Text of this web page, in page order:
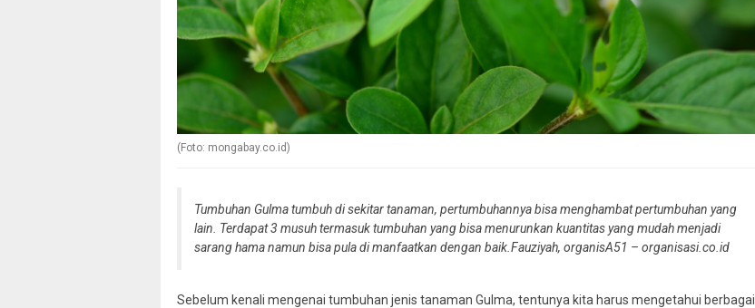
(Foto: mongabay.co.id)
Tumbuhan Gulma tumbuh di sekitar tanaman, pertumbuhannya bisa menghambat pertumbuhan yang
lain. Terdapat 3 musuh termasuk tumbuhan yang bisa menurunkan kuantitas yang mudah menjadi
sarang hama namun bisa pula di manfaatkan dengan baik. Fauziyah, organisA51 – organisasi.co.id
Sebelum kenali mengenai tumbuhan jenis tanaman Gulma, tentunya kita harus mengetahui berbagai